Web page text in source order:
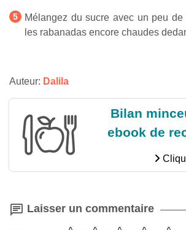
Mélangez du sucre avec un peu
les rabanadas encore chaudes
Auteur: Dalila
Bilan
ebook de
Laisser un commentaire